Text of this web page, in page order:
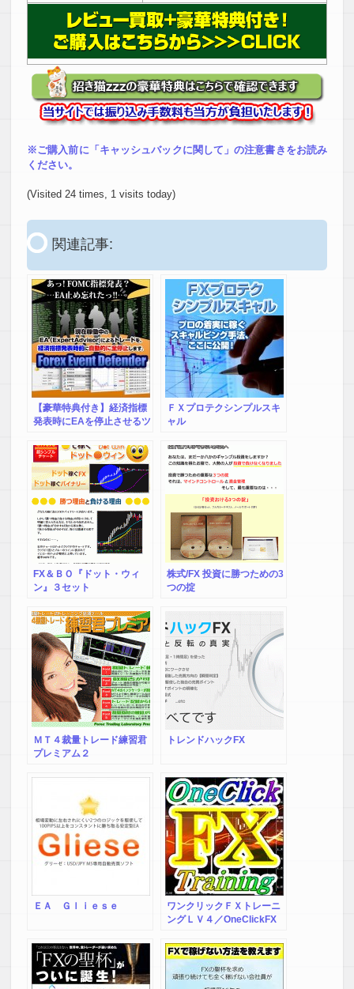
※ご購入前に「キャッシュバックに関して」の注意書きをお読み
ください。
(Visited 24 times, 1 visits today)
関連記事:
【豪華特典付き】経済指標
発表時にEAを停止させるツ
Defender☆（フォレックス
イベントディフェンダー）
ＦＸプロテクシンプルスキ
ャル
FX＆ＢＯ『ドット・ウィ
ン』３セット
株式/FX 投資に勝つための3
つの掟
ＭＴ４裁量トレード練習君
プレミアム２
トレンドハックFX
ＥＡ Ｇｌｉｅｓｅ
ワンクリックＦＸトレーニ
ングＬＶ４／OneClickFX
の練習用トレーニングＥ
Ａ、２４時間３６５日いつ
でも練習することができま